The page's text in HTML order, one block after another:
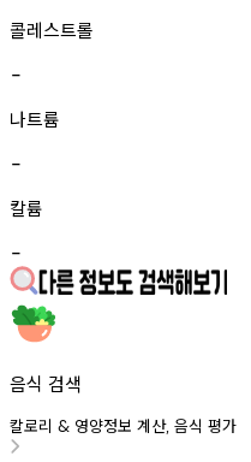
콜레스트롤
-
나트륨
-
칼륨
-
음식 검색
칼로리 & 영양정보 계산, 음식 평가